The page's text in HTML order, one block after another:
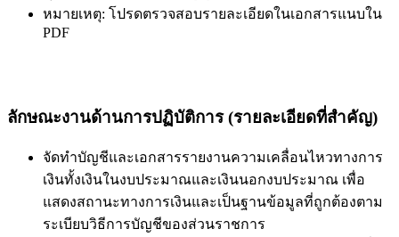
หมายเหตุ: โปรดตรวจสอบรายละเอียดในเอกสารแนบใน
PDF
ลักษณะงานด้านการปฏิบัติการ (รายละเอียดที่สำคัญ)
จัดทำบัญชีและเอกสารรายงานความเคลื่อนไหวทางการ
เงินทั้งเงินในงบประมาณและเงินนอกงบประมาณ เพื่อ
แสดงสถานะทางการเงินและเป็นฐานข้อมูลที่ถูกต้องตาม
ระเบียบวิธีการบัญชีของส่วนราชการ